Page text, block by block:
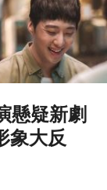
懸疑新劇
象大反